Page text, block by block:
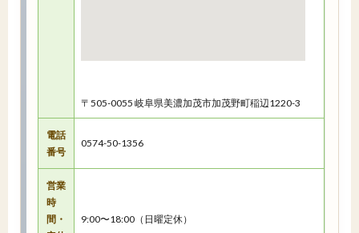
〒505-0055 岐阜県美濃加茂市加茂野町稲辺1220-3
電話
番号
0574-50-1356
営業
時
間・
9:00〜18:00（日曜定休）